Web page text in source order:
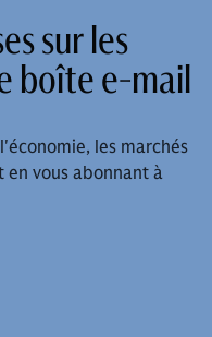
sur les
boîte e-mail
les marchés
vous abonnant à